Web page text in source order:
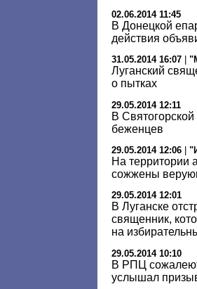
02.06.2014 11:45
В Донецкой
действия
31.05.2014 16:07
Луганский
о пытках
29.05.2014 12:11
В
беженцев
29.05.2014 12:06
На территории
сожжены
29.05.2014 12:01
В Луганске
священник,
на
29.05.2014 10:10
В РПЦ
услышал